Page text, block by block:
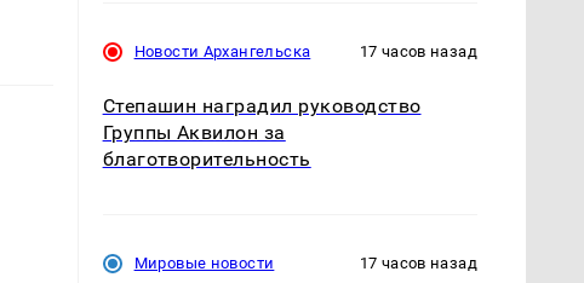
Новости Архангельска 17 часов назад
Степашин наградил руководство
Группы Аквилон за
благотворительность
Мировые новости 17 часов назад